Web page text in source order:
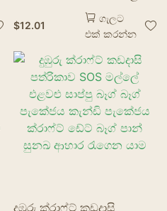
හැකි කඩදාසි ආහාර අපද්රව්ය
බෑගයක් සහිත මුළුතැන්ගෙයි
අපද්රව්ය කඩදාසි
$12.01
ගැලට
එක් කරන්න